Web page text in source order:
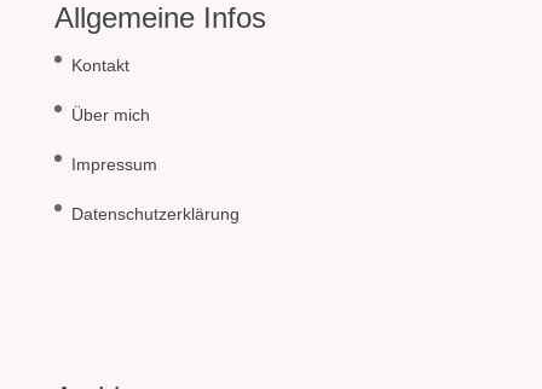
Allgemeine Infos
Kontakt
Über mich
Impressum
Datenschutzerklärung